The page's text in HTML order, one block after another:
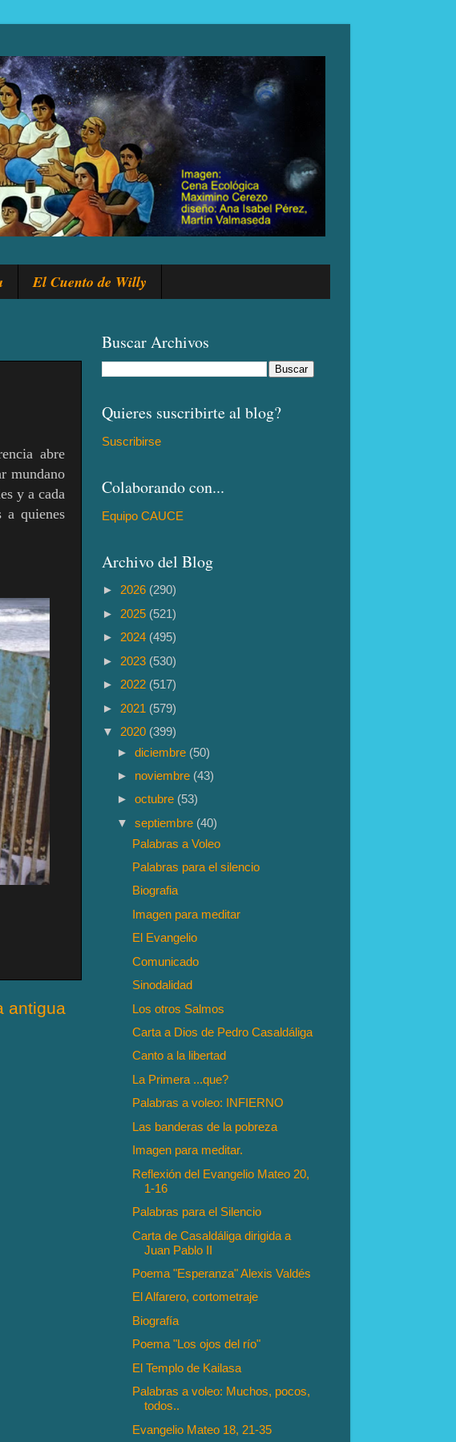
El Cuento de Willy
abre
mundano
y a cada
a quienes
antigua
Buscar Archivos
Quieres suscribirte al blog?
Suscribirse
Colaborando con...
Equipo CAUCE
Archivo del Blog
► 2026 (290)
► 2025 (521)
► 2024 (495)
► 2023 (530)
► 2022 (517)
► 2021 (579)
▼ 2020 (399)
►diciembre (50)
► noviembre (43)
►octubre (53)
▼septiembre (40)
Palabras a Voleo
Palabras para el silencio
Biografia
Imagen para meditar
El Evangelio
Comunicado
Sinodalidad
Los otros Salmos
Carta a Dios de Pedro Casaldáliga
Canto a la libertad
La Primera ...que?
Palabras a voleo: INFIERNO
Las banderas de la pobreza
Imagen para meditar.
Reflexión del Evangelio Mateo 20,
1-16
Palabras para el Silencio
Carta de Casaldáliga dirigida a
Juan Pablo II
Poema "Esperanza" Alexis Valdés
El Alfarero, cortometraje
Biografía
Poema "Los ojos del río"
El Templo de Kailasa
Palabras a voleo: Muchos, pocos,
todos..
Evangelio Mateo 18, 21-35